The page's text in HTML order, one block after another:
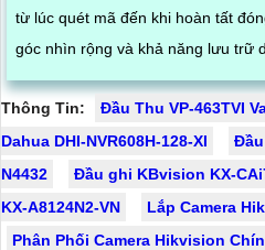
từ lúc quét mã đến khi hoàn tất đóng gói. Với độ phân
góc nhìn rộng và khả năng lưu trữ
dễ dàng truy xuất thông tin khi cần
thất thoát hàng hóa
Thông Tin: Đầu Thu VP-463TVI
Dahua DHI-NVR608H-128-XI
Đầu
N4432
Đầu ghi KBvision KX-
KX-A8124N2-VN
Lắp Camera
Phân Phối Camera Hikvision